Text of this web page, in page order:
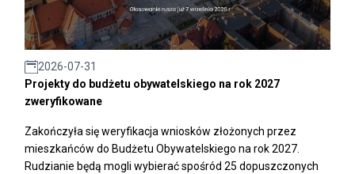
2026-07-31
Projekty do budżetu obywatelskiego na rok 2027
zweryfikowane
Zakończyła się weryfikacja wniosków złożonych przez
mieszkańców do Budżetu Obywatelskiego na rok 2027.
Rudzianie będą mogli wybierać spośród 25 dopuszczonych